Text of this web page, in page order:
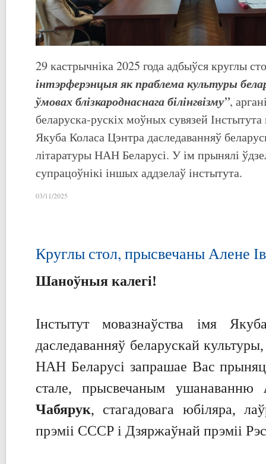
29 кастрычніка 2025 года адбыўся круглы
інтэрферэнцыя як праблема культуры
ўмовах блізкароднаснага білінгвізму”,
беларуска-рускіх моўных сувязей Інстытута
Якуба Коласа Цэнтра даследаванняў
літаратуры НАН Беларусі. У ім прынялі
супрацоўнікі іншых аддзелаў інстытута.
03/11/2025
Круглы стол, прысвечаны Алене
Шаноўныя калегі!
Інстытут мовазнаўства імя
даследаванняў беларускай
НАН Беларусі запрашае Вас
стале, прысвечаным ушанаванню
Чабярук, стагадовага юбіляра,
прэміі СССР і Дзяржаўнай прэміі